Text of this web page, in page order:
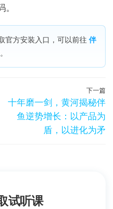
官方安装入口，可以前往 伴
下一篇
十年磨一剑，黄河揭秘伴
鱼逆势增长：以产品为
盾，以进化为矛
试听课